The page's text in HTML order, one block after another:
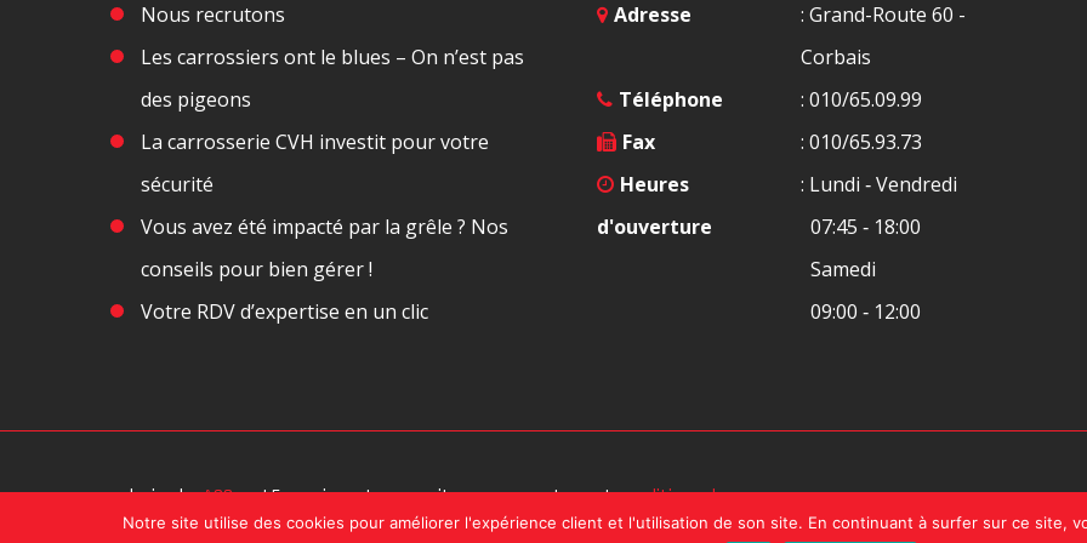
Nous recrutons
Les carrossiers ont le blues – On n’est pas
des pigeons
La carrosserie CVH investit pour votre
sécurité
Vous avez été impacté par la grêle ? Nos
conseils pour bien gérer !
Votre RDV d’expertise en un clic
Adresse
: Grand-Route 60 -
Corbais
Téléphone
: 010/65.09.99
Fax
: 010/65.93.73
Heures
d'ouverture
: Lundi ‐ Vendredi
07:45 ‐ 18:00
Samedi
09:00 ‐ 12:00
design byA2Com| En naviguant sur ce site, vous acceptez notrepolitique de
confidentialité.
Notre site utilise des cookies pour améliorer l'expérience client et l'utilisation de son site. En continuant à surfer sur ce site,